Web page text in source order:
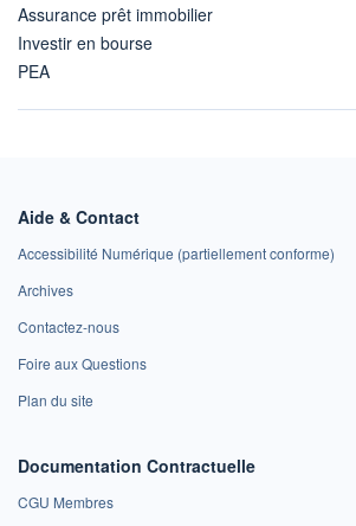
Assurance prêt immobilier
Investir en bourse
PEA
Aide & Contact
Accessibilité Numérique (partiellement conforme)
Archives
Contactez-nous
Foire aux Questions
Plan du site
Documentation Contractuelle
CGU Membres